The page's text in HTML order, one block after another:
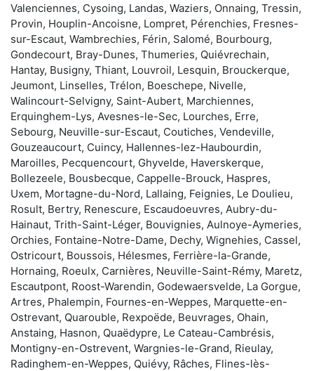
Valenciennes, Cysoing, Landas, Waziers, Onnaing, Tressin,
Provin, Houplin-Ancoisne, Lompret, Pérenchies, Fresnes-
sur-Escaut, Wambrechies, Férin, Salomé, Bourbourg,
Gondecourt, Bray-Dunes, Thumeries, Quiévrechain,
Hantay, Busigny, Thiant, Louvroil, Lesquin, Brouckerque,
Jeumont, Linselles, Trélon, Boeschepe, Nivelle,
Walincourt-Selvigny, Saint-Aubert, Marchiennes,
Erquinghem-Lys, Avesnes-le-Sec, Lourches, Erre,
Sebourg, Neuville-sur-Escaut, Coutiches, Vendeville,
Gouzeaucourt, Cuincy, Hallennes-lez-Haubourdin,
Maroilles, Pecquencourt, Ghyvelde, Haverskerque,
Bollezeele, Bousbecque, Cappelle-Brouck, Haspres,
Uxem, Mortagne-du-Nord, Lallaing, Feignies, Le Doulieu,
Rosult, Bertry, Renescure, Escaudoeuvres, Aubry-du-
Hainaut, Trith-Saint-Léger, Bouvignies, Aulnoye-Aymeries,
Orchies, Fontaine-Notre-Dame, Dechy, Wignehies, Cassel,
Ostricourt, Boussois, Hélesmes, Ferrière-la-Grande,
Hornaing, Roeulx, Carnières, Neuville-Saint-Rémy, Maretz,
Escautpont, Roost-Warendin, Godewaersvelde, La Gorgue,
Artres, Phalempin, Fournes-en-Weppes, Marquette-en-
Ostrevant, Quarouble, Rexpoëde, Beuvrages, Ohain,
Anstaing, Hasnon, Quaëdypre, Le Cateau-Cambrésis,
Montigny-en-Ostrevent, Wargnies-le-Grand, Rieulay,
Radinghem-en-Weppes, Quiévy, Râches, Flines-lès-